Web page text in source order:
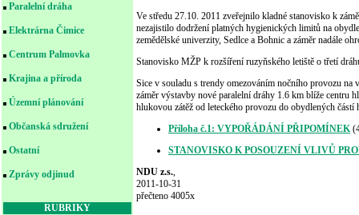
Paralelní dráha
Elektrárna Čimice
Centrum Palmovka
Krajina a příroda
Územní plánování
Občanská sdružení
Ostatní
Zprávy odjinud
RUBRIKY
Ve středu 27.10. 2011 zveřejnilo kladné stanovisko k
nezajistilo dodržení platných hygienických limitů na
zemědělské univerzity, Sedlce a Bohnic a záměr nadále
Stanovisko MŽP k rozšíření ruzyňského letiště o třetí
Sice v souladu s trendy omezováním nočního provozu
záměr výstavby nové paralelní dráhy 1.6 km blíže centru
hlukovou zátěž od leteckého provozu do obydlených částí
Příloha č.1: VYPOŘÁDÁNÍ PŘIPOMÍNEK
STANOVISKO K POSOUZENÍ VLIVŮ
NDU z.s.
2011-10-31
přečteno 4005x